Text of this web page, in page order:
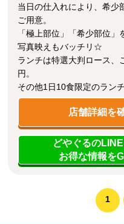
当日の仕入れにより、希少
ご用意。
「極上部位」「希少部位」
写真映えもバッチリ☆
ランチは特選大判ロース、
円。
その他1日10食限定のラン
店舗詳細を
どやぐるの
お得な情報を
1